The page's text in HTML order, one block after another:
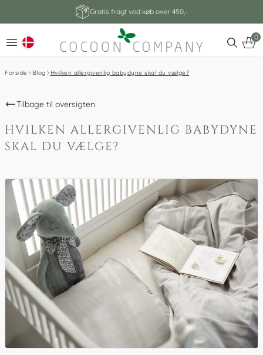
Gratis fragt ved køb over 450,-
0
Forside Blog Hvilken allergivenlig babydyne skal du vælge?
Tilbage til oversigten
HVILKEN ALLERGIVENLIG BABYDYNE
SKAL DU VÆLGE?